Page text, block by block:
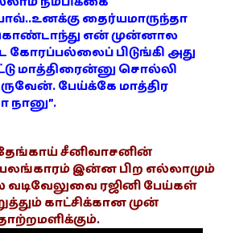
தைர்யமாருந்தா
என் முன்னால
கோரப்பல்லைப் பிடுங்கி அது
மாத்திரைன்னு சொல்லி
பேய்க்கே மாத்திர
நானு”.
சீனிவாசனின்
இன்ன பிற எல்லாமும்
வடிவேலுவை ரஜினி பேய்கள்
காட்சிக்கான முன்